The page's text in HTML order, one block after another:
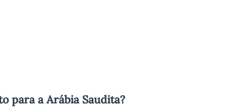
para a Arábia Saudita?